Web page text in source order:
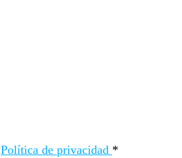
Política de privacidad *